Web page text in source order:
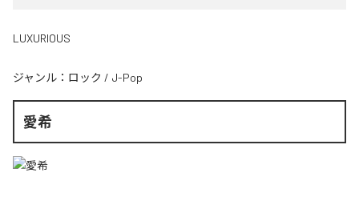
LUXURIOUS
ジャンル： ロック / J-Pop
愛希